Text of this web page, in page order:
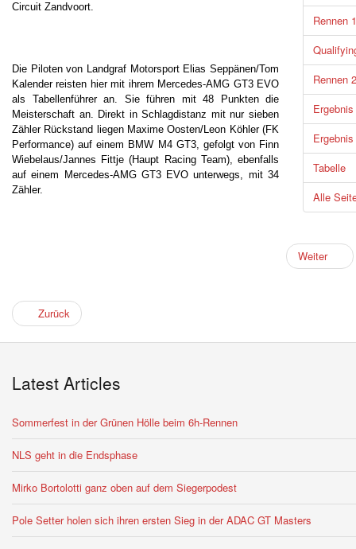
Rennen 1
Rennen 2
Tabelle
Alle
Circuit Zandvoort.
Die Piloten von Landgraf Motorsport Elias Seppänen/Tom
Kalender reisten hier mit ihrem Mercedes-AMG GT3 EVO
als Tabellenführer an. Sie führen mit 48 Punkten die
Meisterschaft an. Direkt in Schlagdistanz mit nur sieben
Zähler Rückstand liegen Maxime Oosten/Leon Köhler (FK
Performance) auf einem BMW M4 GT3, gefolgt von Finn
Wiebelaus/Jannes Fittje (Haupt Racing Team), ebenfalls
auf einem Mercedes-AMG GT3 EVO unterwegs, mit 34
Zähler.
Weiter
Zurück
Latest Articles
Sommerfest in der Grünen Hölle beim 6h-Rennen
NLS geht in die Endsphase
Mirko Bortolotti ganz oben auf dem Siegerpodest
Pole Setter holen sich ihren ersten Sieg in der ADAC GT Masters